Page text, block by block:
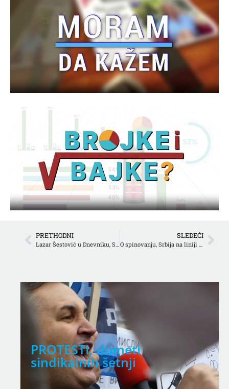
PRETHODNI
Lazar Šestović u Dnevniku, Sporazum o slobodi kretanja, Kafanski kodeks, CZKD – dve decenije postojanja
SLEDEĆI
O spinovanju, Srbija na liniji vatre, BGD na H₂O, Ivan Ikić u Denvniku
PROTESTI, dometi
sindikalnih šetnji